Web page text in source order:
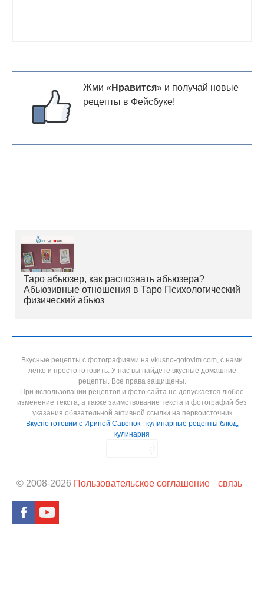
Жми « Нравится» и получай новые
рецепты в Фейсбуке!
Таро абьюзер, как распознать абьюзера?
Абьюзивные отношения в Таро Психологический
физический абьюз
Вкусные рецепты с фотографиями на vkusno-gotovim.com, с нами
легко и просто готовить. У нас вы найдете вкусные домашние
рецепты. Все права защищены.
При использовании рецептов и фото сайта не допускается любое
изменение текста, а также заимствование текста и фотографий без
указания обязательной активной ссылки на первоисточник
Вкусно готовим с Ириной Савенок - кулинарные рецепты блюд,
кулинария
© 2008-2026 Пользовательское соглашение связь